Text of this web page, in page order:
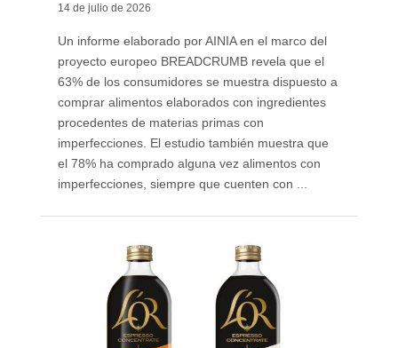
14 de julio de 2026
Un informe elaborado por AINIA en el marco del
proyecto europeo BREADCRUMB revela que el
63% de los consumidores se muestra dispuesto a
comprar alimentos elaborados con ingredientes
procedentes de materias primas con
imperfecciones. El estudio también muestra que
el 78% ha comprado alguna vez alimentos con
imperfecciones, siempre que cuenten con ...